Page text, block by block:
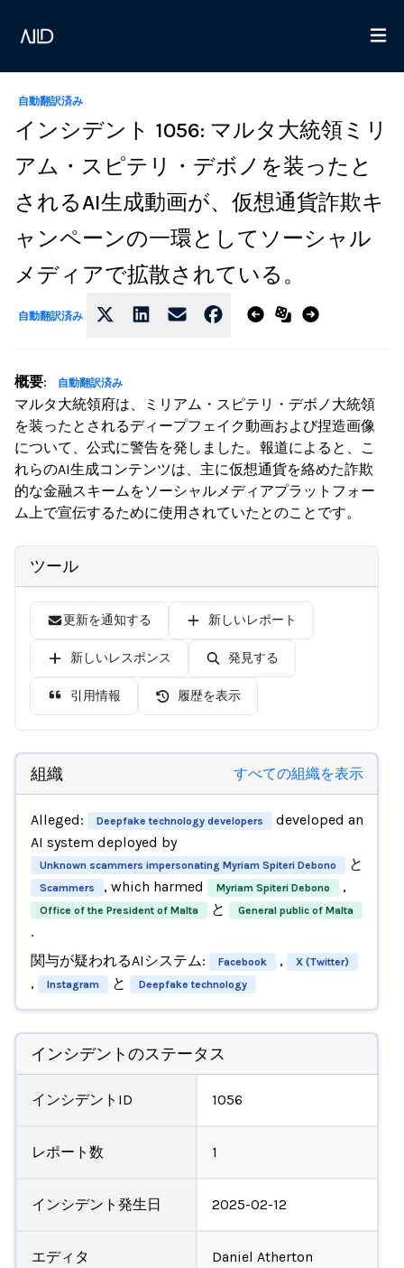
自動翻訳済み
インシデント 1056: マルタ大統領ミリ
アム・スピテリ・デボノを装ったと
されるAI生成動画が、仮想通貨詐欺キ
ャンペーンの一環としてソーシャル
メディアで拡散されている。
自動翻訳済み
概要: 自動翻訳済み
マルタ大統領府は、ミリアム・スピテリ・デボノ大統領
を装ったとされるディープフェイク動画および捏造画像
について、公式に警告を発しました。報道によると、こ
れらのAI生成コンテンツは、主に仮想通貨を絡めた詐欺
的な金融スキームをソーシャルメディアプラットフォー
ム上で宣伝するために使用されていたとのことです。
ツール
更新を通知する 新しいレポート
新しいレスポンス 発見する
引用情報 履歴を表示
組織 すべての組織を表示
Alleged: Deepfake technology developers
developed an
AI system deployed by
Unknown scammers impersonating Myriam Spiteri Debono と
Scammers , which harmed Myriam Spiteri Debono ,
Office of the President of Malta と General public of Malta
.
関与が疑われるAIシステム:
Facebook , X (Twitter)
, Instagram と Deepfake technology
インシデントのステータス
インシデントID 1056
レポート数 1
インシデント発生日 2025-02-12
エディタ Daniel Atherton